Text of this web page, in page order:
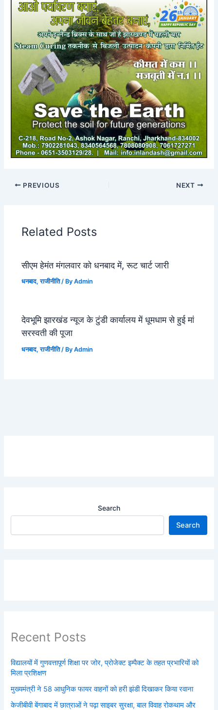
PREVIOUS NEXT
Related Posts
सीएम हेमंत मंगलवार को धनबाद में, रूट चार्ट जारी
धनबाद,राजीनीति/ ByAdmin
देवभूमि झारखंड न्यूज के टुंडी कार्यालय में धूमधाम से हुई मां
सरस्वती की पूजा
धनबाद,राजीनीति/ ByAdmin
Search
Search
Recent Posts
विद्यालयों में गुणवत्तापूर्ण शिक्षा पर जोर, प्रोजेक्ट इम्पैक्ट के तहत प्रभारियों को
मिला प्रशिक्षण
मुख्यमंत्री ने 58 आधुनिक फायर वाहनों को हरी झंडी दिखाकर किया रवाना
केजीबीवी बेंगाबाद में छात्राओं ने पढ़ा साइबर सुरक्षा, बाल विवाह रोकथाम और